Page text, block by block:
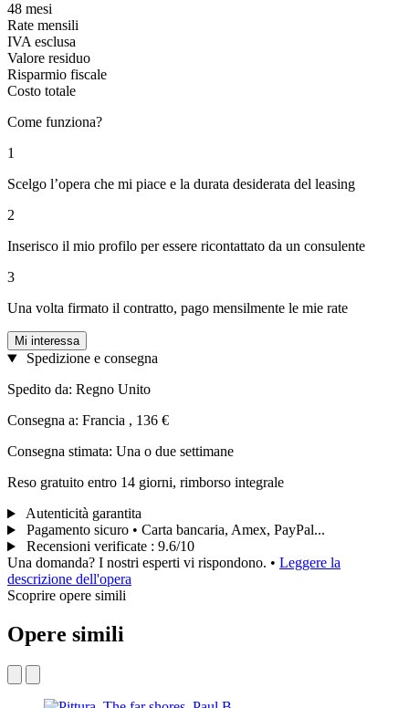
48 mesi
Rate mensili
IVA esclusa
Valore residuo
Risparmio fiscale
Costo totale
Come funziona?
1
Scelgo l’opera che mi piace e la durata desiderata del leasing
2
Inserisco il mio profilo per essere ricontattato da un consulente
3
Una volta firmato il contratto, pago mensilmente le mie rate
Mi interessa
Spedizione e consegna
Spedito da: Regno Unito
Consegna a: Francia , 136 €
Consegna stimata: Una o due settimane
Reso gratuito entro 14 giorni, rimborso integrale
Autenticità garantita
Pagamento sicuro • Carta bancaria, Amex, PayPal...
Recensioni verificate : 9.6/10
Una domanda? I nostri esperti vi rispondono. • Leggere la
descrizione dell'opera
Scoprire opere simili
Opere simili